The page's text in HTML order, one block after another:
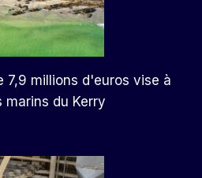
7,9 millions d'euros vise à
du Kerry